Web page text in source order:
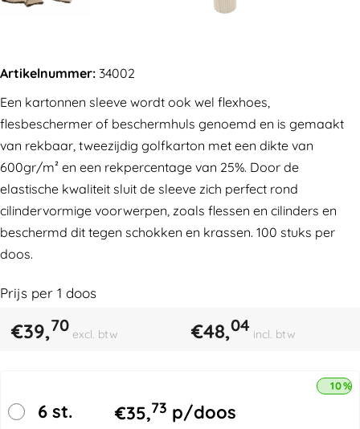
Artikelnummer: 34002
Een kartonnen sleeve wordt ook wel flexhoes,
flesbeschermer of beschermhuls genoemd en is gemaakt
van rekbaar, tweezijdig golfkarton met een dikte van
600gr/m² en een rekpercentage van 25%. Door de
elastische kwaliteit sluit de sleeve zich perfect rond
cilindervormige voorwerpen, zoals flessen en cilinders en
beschermd dit tegen schokken en krassen. 100 stuks per
doos.
Prijs per 1 doos
€39,70 excl. btw €48,04 incl. btw
6 st. €35,73 p/doos
10%